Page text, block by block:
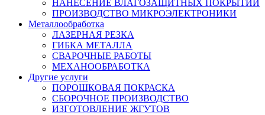
НАНЕСЕНИЕ ВЛАГОЗАЩИТНЫХ ПОКРЫТИЙ
ПРОИЗВОДСТВО МИКРОЭЛЕКТРОНИКИ
Металлообработка
ЛАЗЕРНАЯ РЕЗКА
ГИБКА МЕТАЛЛА
СВАРОЧНЫЕ РАБОТЫ
МЕХАНООБРАБОТКА
Другие услуги
ПОРОШКОВАЯ ПОКРАСКА
СБОРОЧНОЕ ПРОИЗВОДСТВО
ИЗГОТОВЛЕНИЕ ЖГУТОВ